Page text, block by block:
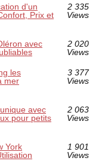
d'un
Prix et
2 335
Views
avec
2 020
Views
les
mer
3 377
Views
avec
pour petits
2 063
Views
York
1 901
Views